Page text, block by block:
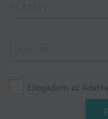
Elfogadom az